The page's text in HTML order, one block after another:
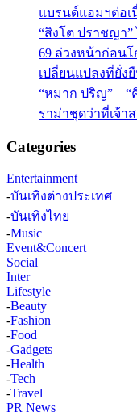
แบรนด์แอมฯต่อเ
“สิงโต ปราชญา
69 ล่วงหน้าก่อน
เปลี่ยนแปลงที่ยั่ง
“หมาก ปริญ” –
ราม่าชุดว่าที่เจ้า
Categories
Entertainment
-บันเทิงต่างประเทศ
-บันเทิงไทย
-Music
Event&Concert
Social
Inter
Lifestyle
-Beauty
-Fashion
-Food
-Gadgets
-Health
-Tech
-Travel
PR News